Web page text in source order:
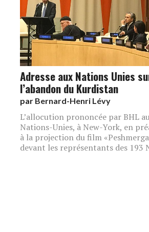
Adresse aux Nations Unies
l’abandon du Kurdistan
par Bernard-Henri Lévy
L’allocution prononcée par BHL
Nations-Unies, à New-York, en
à la projection du film
devant les représentants des 193